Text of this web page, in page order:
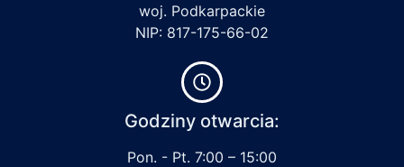
woj. Podkarpackie
NIP: 817-175-66-02
Godziny otwarcia:
Pon. - Pt. 7:00 – 15:00